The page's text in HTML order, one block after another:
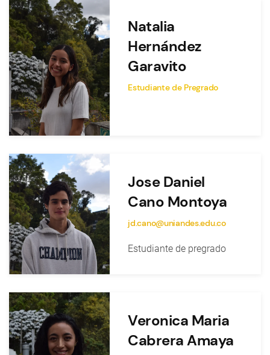
Natalia
Hernández
Garavito
Estudiante de Pregrado
Jose Daniel
Cano Montoya
jd.cano@uniandes.edu.co
Estudiante de pregrado
Veronica Maria
Cabrera Amaya